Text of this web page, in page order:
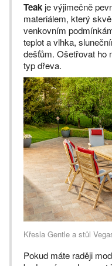
Teak je výjimečně
materiálem, který
venkovním
teplot a vlhka,
dešťům. Ošetřovat ho
typ dřeva.
Křesla Gentle a stůl
Pokud máte raději